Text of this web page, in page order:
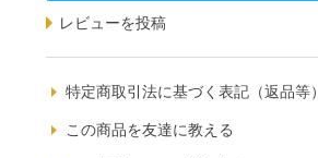
レビューを投稿
特定商取引法に基づく表記（返品等）
この商品を友達に教える